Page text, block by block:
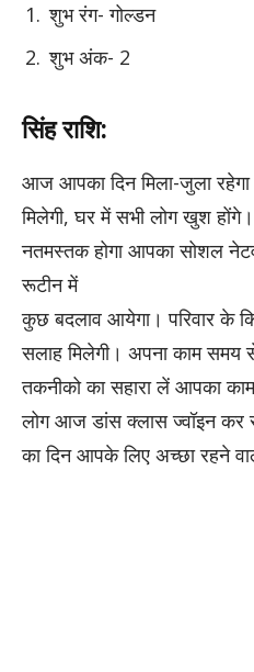
शुभ रंग- गोल्डन
शुभ अंक- 2
सिंह राशि:
आज आपका दिन मिला-जुला
मिलेगी, घर में सभी लोग खुश
नतमस्तक होगा आपका सोशल
रूटीन में
कुछ बदलाव आयेगा। परिवार के
सलाह मिलेगी। अपना काम
तकनीको का सहारा लें आपका
लोग आज डांस क्लास ज्वॉइन
का दिन आपके लिए अच्छा रहने